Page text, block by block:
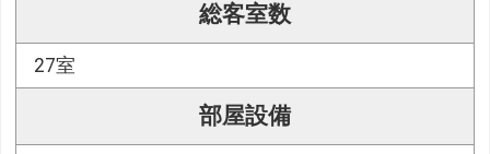
総客室数
27室
部屋設備